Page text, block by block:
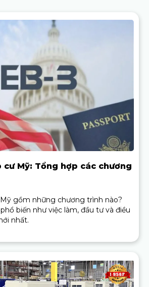
cư Mỹ: Tổng hợp các chương
gồm những chương trình nào?
biến như việc làm, đầu tư và điều
nhất.